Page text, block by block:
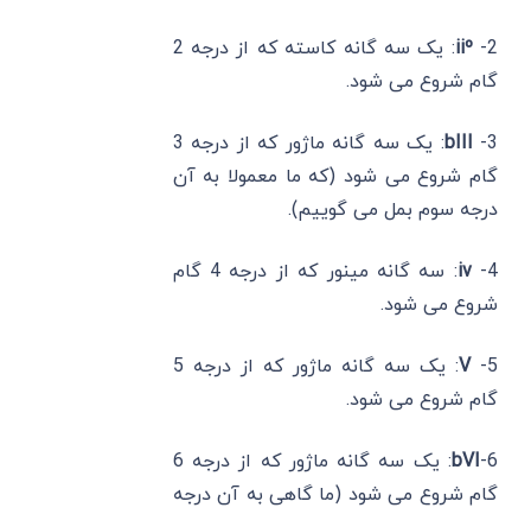
2-
iiº
: یک سه گانه کاسته که از درجه 2
گام شروع می شود.
3-
bIII
: یک سه گانه ماژور که از درجه 3
گام شروع می شود (که ما معمولا به آن
درجه سوم بمل می گوییم).
4-
iv
: سه گانه مینور که از درجه 4 گام
شروع می شود.
5-
V
: یک سه گانه ماژور که از درجه 5
گام شروع می شود.
6-
bVI
: یک سه گانه ماژور که از درجه 6
گام شروع می شود (ما گاهی به آن درجه